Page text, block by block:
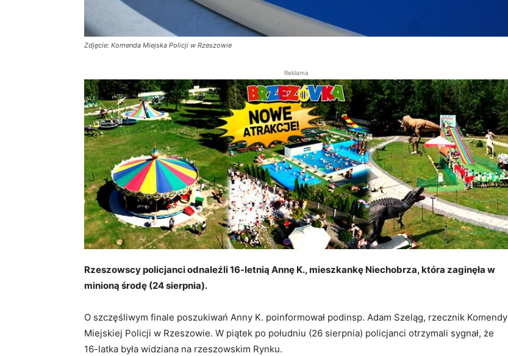
Zdjęcie: Komenda Miejska Policji w Rzeszowie
Reklama
Rzeszowscy policjanci odnaleźli 16-letnią Annę K., mieszkankę Niechobrza, która zaginęła w
minioną środę (24 sierpnia).
O szczęśliwym finale poszukiwań Anny K. poinformował podinsp. Adam Szeląg, rzecznik Komendy
Miejskiej Policji w Rzeszowie. W piątek po południu (26 sierpnia) policjanci otrzymali sygnał, że
16-latka była widziana na rzeszowskim Rynku.